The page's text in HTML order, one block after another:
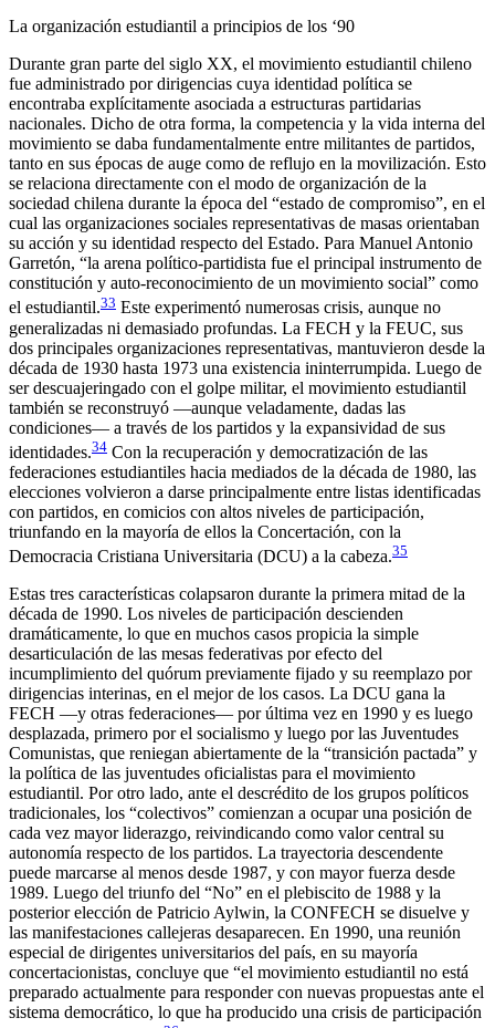
La organización estudiantil a principios de los ‘90
Durante gran parte del siglo XX, el movimiento estudiantil chileno
fue administrado por dirigencias cuya identidad política se
encontraba explícitamente asociada a estructuras partidarias
nacionales. Dicho de otra forma, la competencia y la vida interna del
movimiento se daba fundamentalmente entre militantes de partidos,
tanto en sus épocas de auge como de reflujo en la movilización. Esto
se relaciona directamente con el modo de organización de la
sociedad chilena durante la época del “estado de compromiso”, en el
cual las organizaciones sociales representativas de masas orientaban
su acción y su identidad respecto del Estado. Para Manuel Antonio
Garretón, “la arena político-partidista fue el principal instrumento de
constitución y auto-reconocimiento de un movimiento social” como
el estudiantil.33 Este experimentó numerosas crisis, aunque no
generalizadas ni demasiado profundas. La FECH y la FEUC, sus
dos principales organizaciones representativas, mantuvieron desde la
década de 1930 hasta 1973 una existencia ininterrumpida. Luego de
ser descuajeringado con el golpe militar, el movimiento estudiantil
también se reconstruyó —aunque veladamente, dadas las
condiciones— a través de los partidos y la expansividad de sus
identidades.34 Con la recuperación y democratización de las
federaciones estudiantiles hacia mediados de la década de 1980, las
elecciones volvieron a darse principalmente entre listas identificadas
con partidos, en comicios con altos niveles de participación,
triunfando en la mayoría de ellos la Concertación, con la
Democracia Cristiana Universitaria (DCU) a la cabeza.35
Estas tres características colapsaron durante la primera mitad de la
década de 1990. Los niveles de participación descienden
dramáticamente, lo que en muchos casos propicia la simple
desarticulación de las mesas federativas por efecto del
incumplimiento del quórum previamente fijado y su reemplazo por
dirigencias interinas, en el mejor de los casos. La DCU gana la
FECH —y otras federaciones— por última vez en 1990 y es luego
desplazada, primero por el socialismo y luego por las Juventudes
Comunistas, que reniegan abiertamente de la “transición pactada” y
la política de las juventudes oficialistas para el movimiento
estudiantil. Por otro lado, ante el descrédito de los grupos políticos
tradicionales, los “colectivos” comienzan a ocupar una posición de
cada vez mayor liderazgo, reivindicando como valor central su
autonomía respecto de los partidos. La trayectoria descendente
puede marcarse al menos desde 1987, y con mayor fuerza desde
1989. Luego del triunfo del “No” en el plebiscito de 1988 y la
posterior elección de Patricio Aylwin, la CONFECH se disuelve y
las manifestaciones callejeras desaparecen. En 1990, una reunión
especial de dirigentes universitarios del país, en su mayoría
concertacionistas, concluye que “el movimiento estudiantil no está
preparado actualmente para responder con nuevas propuestas ante el
sistema democrático, lo que ha producido una crisis de participación